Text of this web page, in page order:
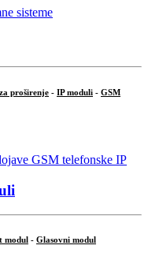
proširenje - IP moduli - GSM
modul - Glasovni modul